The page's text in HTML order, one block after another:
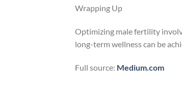
Wrapping Up
Optimizing male fertility
long-term wellness can be
Full source: Medium.com